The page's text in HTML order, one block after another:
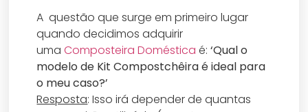
A questão que surge em primeiro lugar
quando decidimos adquirir
umaComposteira Doméstica é: ‘Qual o
modelo de Kit Compostchêira é ideal para
o meu caso?’
Resposta: Isso irá depender de quantas